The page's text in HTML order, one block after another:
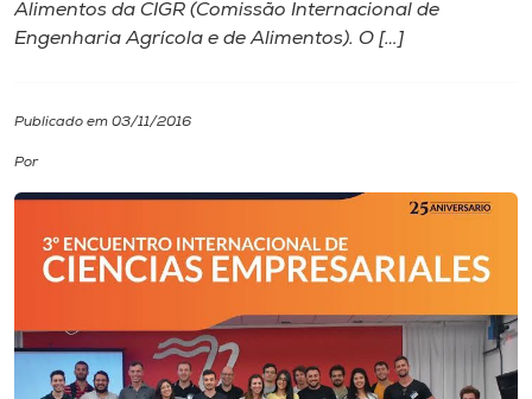
Diplomados
Biblioteca
Rádio
Alimentos da CIGR (Comissão Internacional de
Engenharia Agrícola e de Alimentos). O […]
Publicado em 03/11/2016
Por